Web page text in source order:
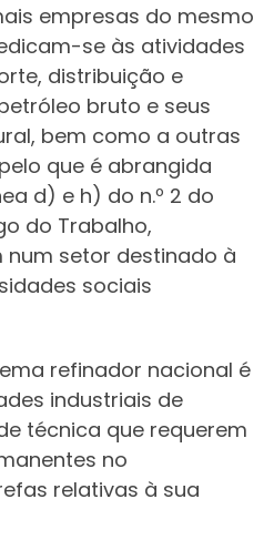
empresas do mesmo
se às atividades
distribuição e
bruto e seus
bem como a outras
que é abrangida
d) e h) do n.º 2 do
do Trabalho,
setor destinado à
sociais
refinador nacional é
industriais de
técnica que requerem
no
relativas à sua